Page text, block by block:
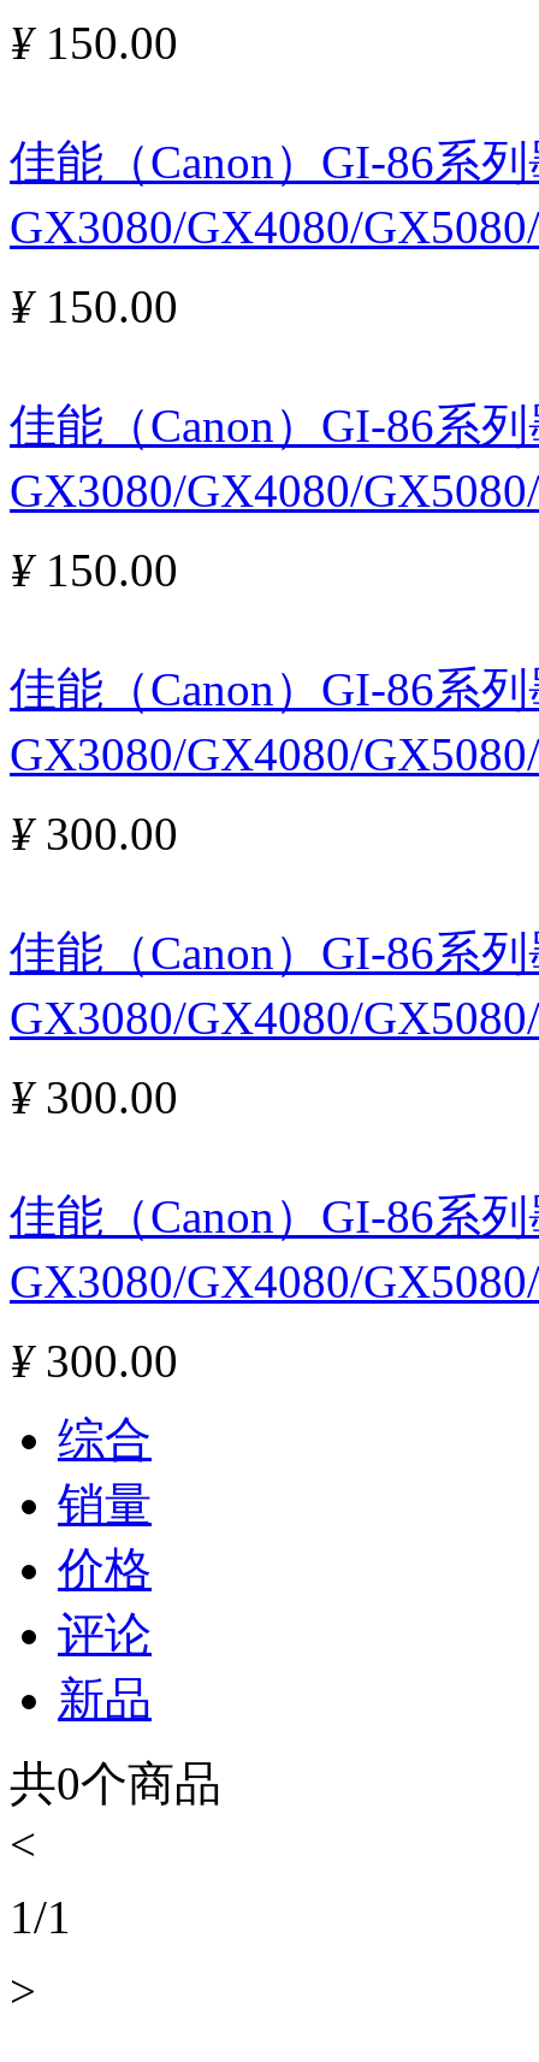
¥150.00
佳能（Canon）GI-86系
GX3080/GX4080/
¥150.00
佳能（Canon）GI-86系
GX3080/GX4080/
¥150.00
佳能（Canon）GI-86系
GX3080/GX4080/
¥300.00
佳能（Canon）GI-86系
GX3080/GX4080/
¥300.00
佳能（Canon）GI-86系
GX3080/GX4080/
¥300.00
综合
销量
价格
评论
新品
共0个商品
<
1/1
>